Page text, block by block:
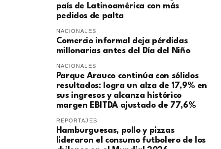
país de Latinoamérica con más
pedidos de palta
NACIONALES
Comercio informal deja pérdidas
millonarias antes del Día del Niño
NACIONALES
Parque Arauco continúa con sólidos
resultados: logra un alza de 17,9% en
sus ingresos y alcanza histórico
margen EBITDA ajustado de 77,6%
REPORTAJES
Hamburguesas, pollo y pizzas
lideraron el consumo futbolero de los